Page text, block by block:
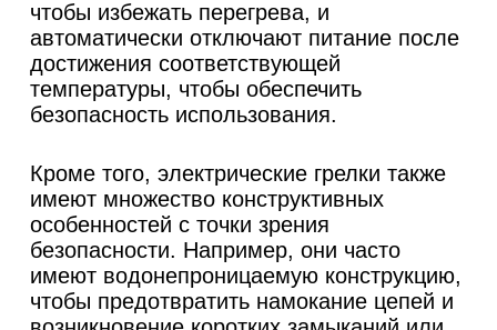
чтобы избежать перегрева, и
автоматически отключают питание после
достижения соответствующей
температуры, чтобы обеспечить
безопасность использования.
Кроме того, электрические грелки также
имеют множество конструктивных
особенностей с точки зрения
безопасности. Например, они часто
имеют водонепроницаемую конструкцию,
чтобы предотвратить намокание цепей и